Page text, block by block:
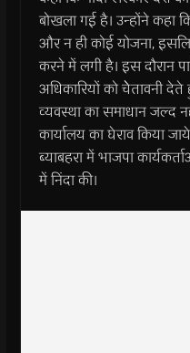
बोखला गई है। उन्होंने कहा
और न ही कोई योजना,
करने में लगी है। इस दौरान
अधिकारियों को चेेतावनी
व्यवस्था का समाधान जल्द
कार्यालय का घेराव किया
ब्याबहरा में भाजपा
में निंदा की।